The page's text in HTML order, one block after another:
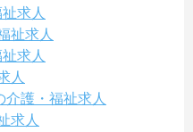
求人
祉求人
求人
人
護・福祉求人
求人